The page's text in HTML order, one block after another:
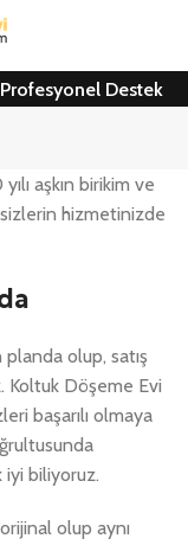
Destek
aşkın birikim ve
hizmetinizde
olup, satış
Koltuk Döşeme Evi
başarılı olmaya
biliyoruz.
olup aynı